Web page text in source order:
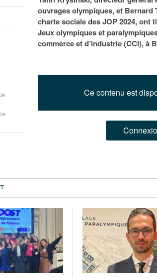
ouvrages olympiques, et
charte sociale des JOP 2024,
Jeux olympiques et
commerce et d’industrie (CCI), à
Ce contenu est